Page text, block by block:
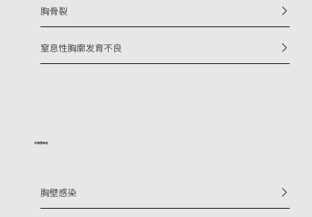
​非胸壁畸形
胸骨裂
窒息性胸廓发育不良
胸壁感染